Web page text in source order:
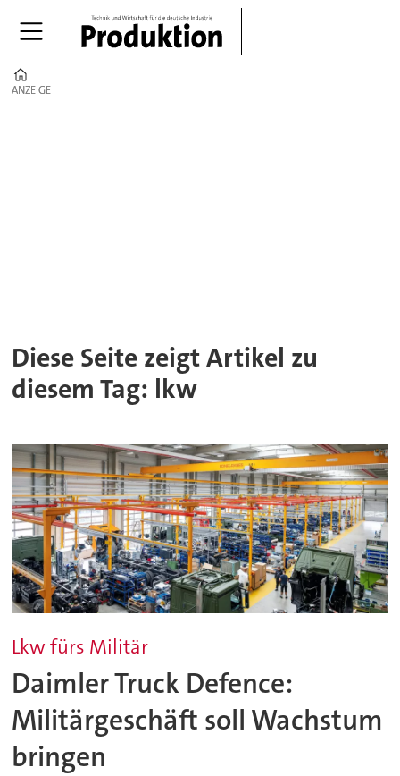
ANZEIGE
ANZEIGE
Diese Seite zeigt Artikel zu
diesem Tag: lkw
Lkw fürs Militär
Daimler Truck Defence:
Militärgeschäft soll Wachstum
bringen